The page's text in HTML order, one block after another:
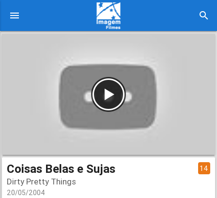
menu search
Coisas Belas e Sujas 14
Dirty Pretty Things
20/05/2004